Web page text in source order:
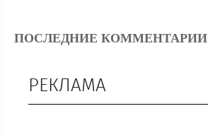
ПОСЛЕДНИЕ КОММЕНТАРИИ
РЕКЛАМА